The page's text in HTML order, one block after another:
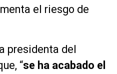
el riesgo de
presidenta del
“se ha acabado el